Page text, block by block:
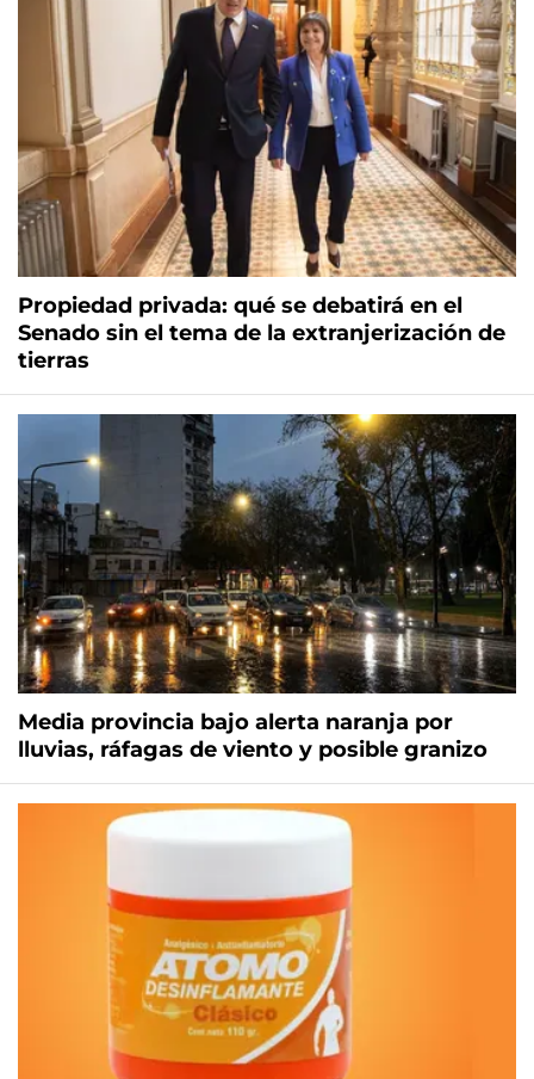
Propiedad privada: qué se debatirá en el
Senado sin el tema de la extranjerización de
tierras
Media provincia bajo alerta naranja por
lluvias, ráfagas de viento y posible granizo